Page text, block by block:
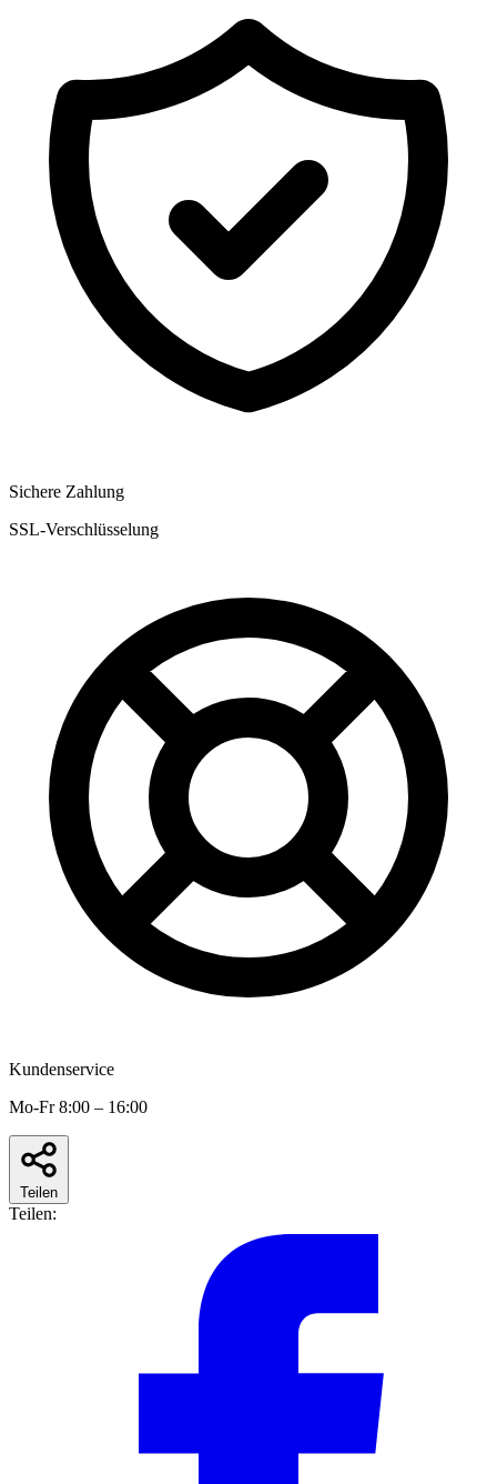
Sichere Zahlung
SSL-Verschlüsselung
Kundenservice
Mo-Fr 8:00 – 16:00
Teilen
Teilen: